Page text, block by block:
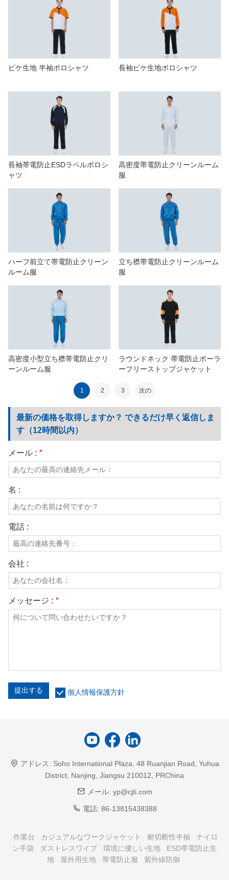
ピケ生地 半袖ポロシャツ 長袖ピケ生地ポロシャツ
長袖帯電防止ESDラペルポロシ
ャツ
高密度帯電防止クリーンルーム
服
ハーフ前立て帯電防止クリーン
ルーム服
立ち襟帯電防止クリーンルーム
服
高密度小型立ち襟帯電防止クリ
ーンルーム服
ラウンドネック 帯電防止ポーラ
ーフリーストップジャケット
1 2 3 次の
最新の価格を取得しますか？ できるだけ早く返信しま
す（12時間以内）
メール : *
名 :
電話 :
会社 :
メッセージ : *
提出する 個人情報保護方針
アドレス: Soho International Plaza, 48 Ruanjian Road, Yuhua
District, Nanjing, Jiangsu 210012, PRChina
メール: yp@cjti.com
電話: 86-13815438388
作業台 カジュアルなワークジャケット 耐切断性半袖
ナイロ
ン手袋
ダストレスワイプ 環境に優しい生地
ESD帯電防止生
地
屋外用生地 帯電防止服 紫外線防御